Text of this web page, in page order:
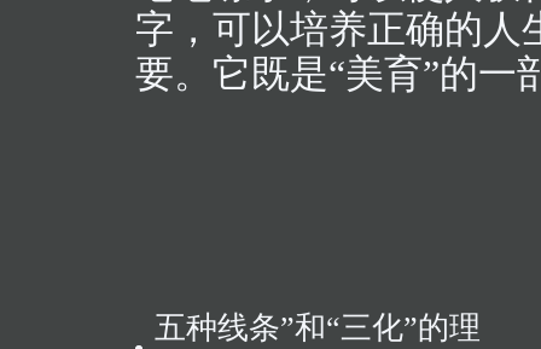
字，可以培养正确的人
要。它既是“美育”的一
五种线条”和“三化”的理